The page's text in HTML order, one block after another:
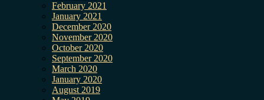
February 2021
January 2021
December 2020
November 2020
October 2020
September 2020
March 2020
January 2020
August 2019